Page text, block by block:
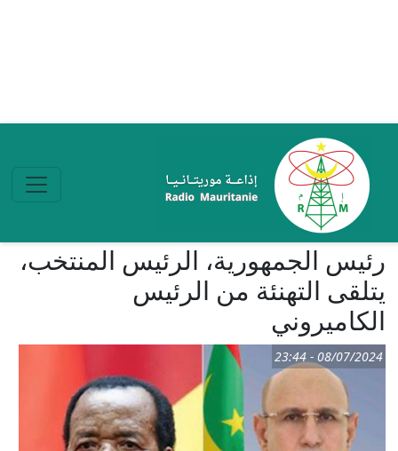
رئيس الجمهورية، الرئيس المنتخب،
يتلقى التهنئة من الرئيس
الكاميروني
08/07/2024 - 23:44